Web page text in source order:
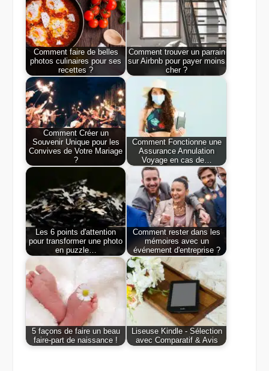
Comment faire de belles
photos culinaires pour ses
recettes ?
Comment trouver un parrain
sur Airbnb pour payer moins
cher ?
Comment Créer un
Souvenir Unique pour les
Convives de Votre Mariage
?
Comment Fonctionne une
Assurance Annulation
Voyage en cas de…
Les 6 points d'attention
pour transformer une photo
en puzzle…
Comment rester dans les
mémoires avec un
événement d'entreprise ?
5 façons de faire un beau
faire-part de naissance !
Liseuse Kindle - Sélection
avec Comparatif & Avis